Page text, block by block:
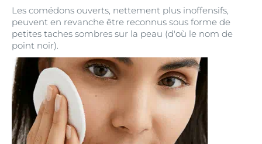
Les comédons ouverts, nettement plus inoffensifs,
peuvent en revanche être reconnus sous forme de
petites taches sombres sur la peau (d'où le nom de
point noir).